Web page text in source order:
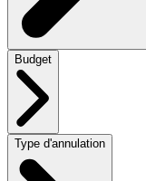
Budget
Type d'annulation